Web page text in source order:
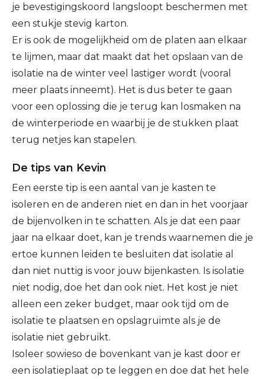
je bevestigingskoord langsloopt beschermen met
een stukje stevig karton.
Er is ook de mogelijkheid om de platen aan elkaar
te lijmen, maar dat maakt dat het opslaan van de
isolatie na de winter veel lastiger wordt (vooral
meer plaats inneemt). Het is dus beter te gaan
voor een oplossing die je terug kan losmaken na
de winterperiode en waarbij je de stukken plaat
terug netjes kan stapelen.
De tips van Kevin
Een eerste tip is een aantal van je kasten te
isoleren en de anderen niet en dan in het voorjaar
de bijenvolken in te schatten. Als je dat een paar
jaar na elkaar doet, kan je trends waarnemen die je
ertoe kunnen leiden te besluiten dat isolatie al
dan niet nuttig is voor jouw bijenkasten. Is isolatie
niet nodig, doe het dan ook niet. Het kost je niet
alleen een zeker budget, maar ook tijd om de
isolatie te plaatsen en opslagruimte als je de
isolatie niet gebruikt.
Isoleer sowieso de bovenkant van je kast door er
een isolatieplaat op te leggen en doe dat het hele